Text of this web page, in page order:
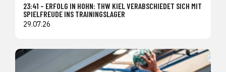
23:41 – ERFOLG IN HOHN: THW KIEL VERABSCHIEDET SICH MIT
SPIELFREUDE INS TRAININGSLAGER
29.07.26